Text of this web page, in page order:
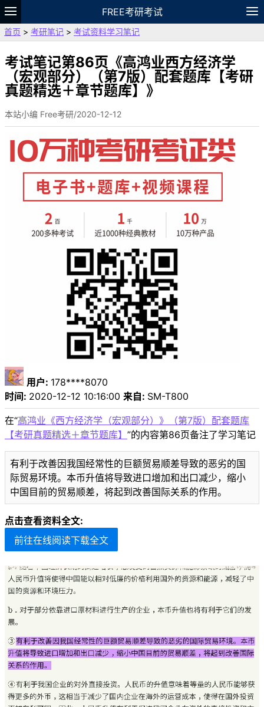
FREE考研考试
题库
故事 专题 APP
VIP
资料
首页 > 考研笔记 > 考试资料学习笔记
考试笔记第86页《高鸿业西方经济学
（宏观部分）（第7版）配套题库【考研
真题精选＋章节题库】》
本站小编 Free考研/2020-12-12
用户: 178****8070
时间: 2020-12-12 10:16:00 来自: SM-T800
在“高鸿业《西方经济学（宏观部分）》（第7版）配套题库
【考研真题精选＋章节题库】 ”的内容第86页备注了学习笔记
有利于改善因我国经常性的巨额贸易顺差导致的恶劣的国
际贸易环境。本币升值将导致进口增加和出口减少，缩小
中国目前的贸易顺差，将起到改善国际关系的作用。
点击查看资料全文:
前往在线阅读下载全文